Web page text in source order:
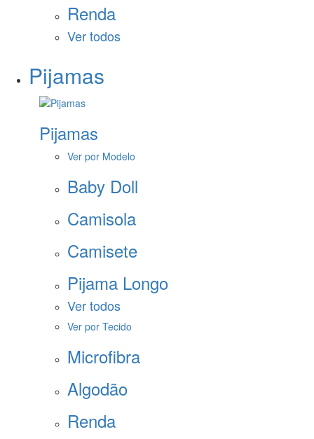
Renda
Ver todos
Pijamas
Pijamas
Ver por Modelo
Baby Doll
Camisola
Camisete
Pijama Longo
Ver todos
Ver por Tecido
Microfibra
Algodão
Renda